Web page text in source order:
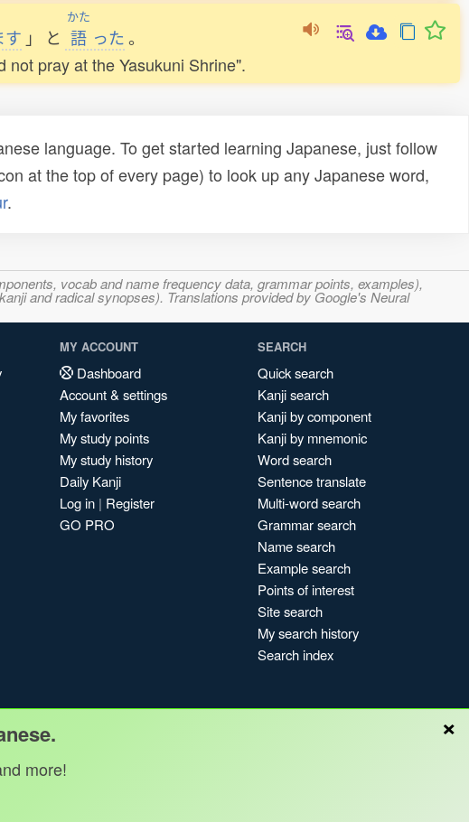
す 」 と
かた
語 った 。
pray at the Yasukuni Shrine".
language. To get started learning Japanese, just follow
at the top of every page) to look up any Japanese word,
.
vocab and name frequency data, grammar points, examples),
and radical synopses). Translations provided by Google's Neural
MY ACCOUNT
Dashboard
Account & settings
My favorites
My study points
My study history
Daily Kanji
Log in | Register
GO PRO
SEARCH
Quick search
Kanji search
Kanji by component
Kanji by mnemonic
Word search
Sentence translate
Multi-word search
Grammar search
Name search
Example search
Points of interest
Site search
My search history
Search index
×
more!